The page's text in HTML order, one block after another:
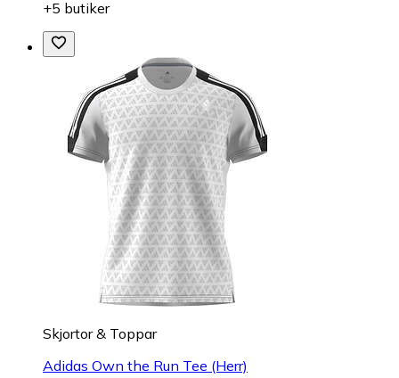
+5 butiker
Skjortor & Toppar
Adidas Own the Run Tee (Herr)